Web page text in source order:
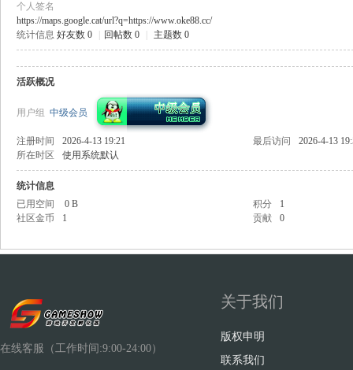
个人签名
https://maps.google.cat/url?q=https://www.oke88.cc/
统计信息 好友数 0 回帖数 0 主题数 0
活跃概况
用户组 中级会员
注册时间 2026-4-13 19:21 最后访问
2026-4-13
所在时区
使用系统默认
统计信息
已用空间
0 B 积分
1
社区金币
1 贡献 0
在线客服（工作时间:9:00-24:00）
关于我们
版权申明
联系我们